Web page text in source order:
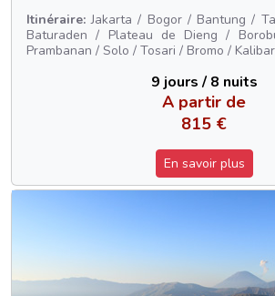
Itinéraire: Jakarta / Bogor / Bantung /
Baturaden / Plateau de Dieng /
Prambanan / Solo / Tosari / Bromo /
9 jours / 8 nuits
A partir de
815 €
En savoir plus